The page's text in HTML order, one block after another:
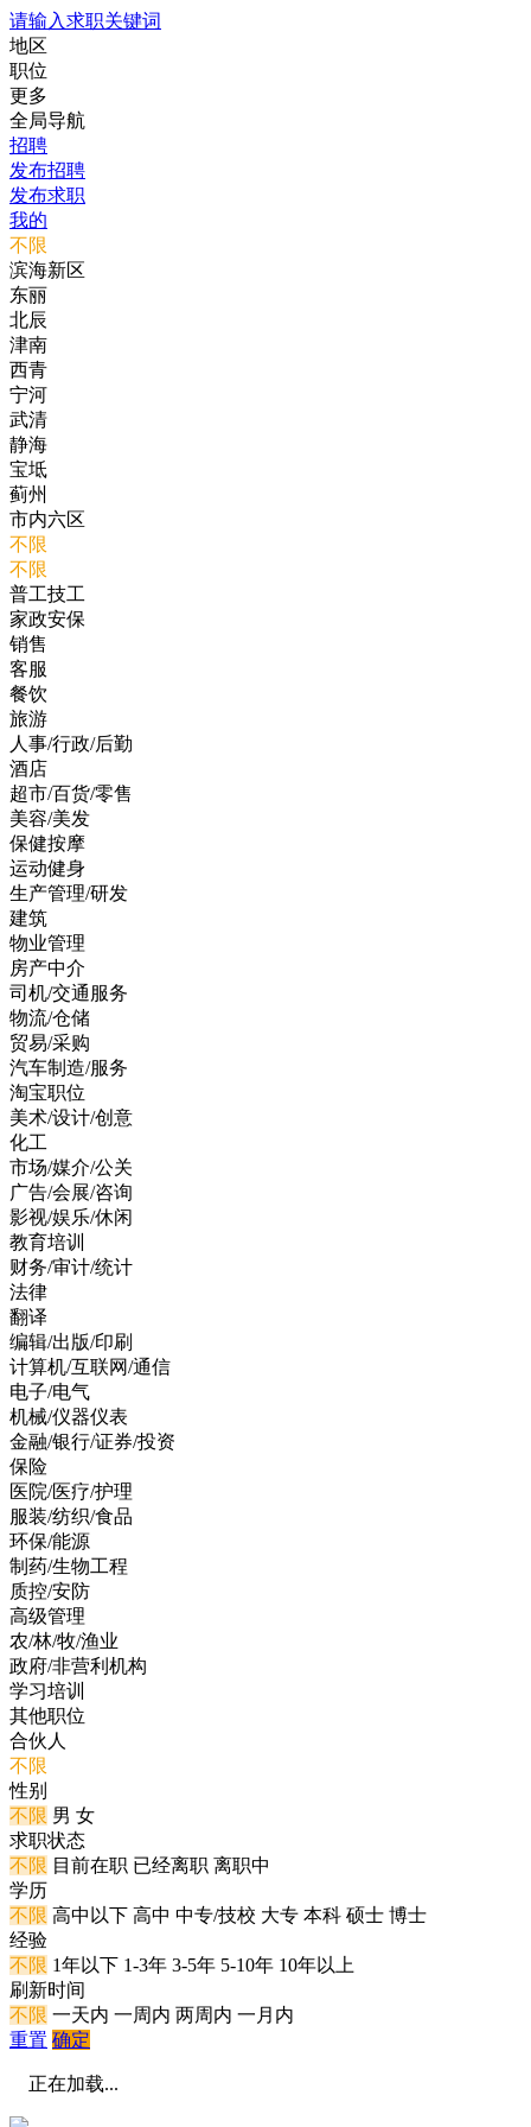
请输入求职关键词
地区
职位
更多
全局导航
招聘
发布招聘
发布求职
我的
不限
滨海新区
东丽
北辰
津南
西青
宁河
武清
静海
宝坻
蓟州
市内六区
不限
不限
普工技工
家政安保
销售
客服
餐饮
旅游
人事/行政/后勤
酒店
超市/百货/零售
美容/美发
保健按摩
运动健身
生产管理/研发
建筑
物业管理
房产中介
司机/交通服务
物流/仓储
贸易/采购
汽车制造/服务
淘宝职位
美术/设计/创意
化工
市场/媒介/公关
广告/会展/咨询
影视/娱乐/休闲
教育培训
财务/审计/统计
法律
翻译
编辑/出版/印刷
计算机/互联网/通信
电子/电气
机械/仪器仪表
金融/银行/证券/投资
保险
医院/医疗/护理
服装/纺织/食品
环保/能源
制药/生物工程
质控/安防
高级管理
农/林/牧/渔业
政府/非营利机构
学习培训
其他职位
合伙人
不限
性别
不限 男 女
求职状态
不限 目前在职 已经离职 离职中
学历
不限 高中以下 高中 中专/技校 大专 本科 硕士 博士
经验
不限 1年以下 1-3年 3-5年 5-10年 10年以上
刷新时间
不限 一天内 一周内 两周内 一月内
重置 确定
正在加载...